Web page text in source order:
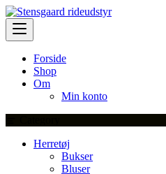
Skip
to
content
Forside
Shop
Om
Min konto
Herretøj
Bukser
Bluser